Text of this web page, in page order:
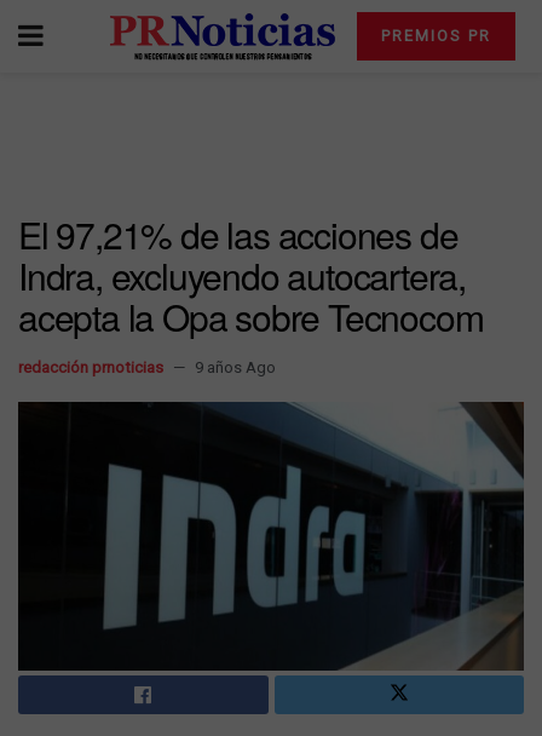
PREMIOS PR
El 97,21% de las acciones de
Indra, excluyendo autocartera,
acepta la Opa sobre Tecnocom
redacción prnoticias 9 años Ago